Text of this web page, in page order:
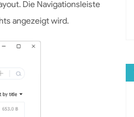
Die Navigationsleiste
angezeigt wird.